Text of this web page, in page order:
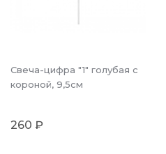
Свеча-цифра "1" голубая с
короной, 9,5см
260 ₽